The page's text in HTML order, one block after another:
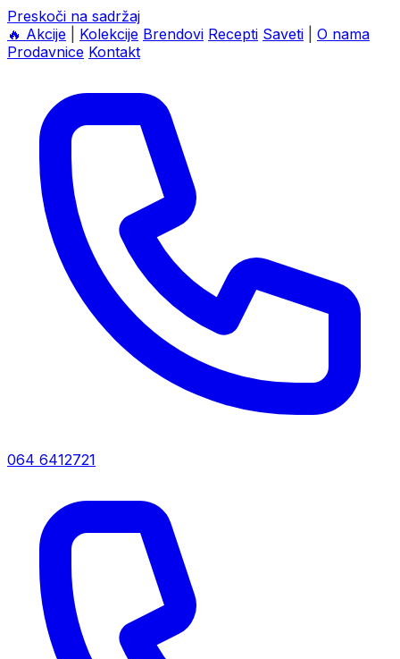
Preskoči na sadržaj
🔥 Akcije Kolekcije Brendovi Recepti Saveti
O nama
Prodavnice Kontakt
064 6412721